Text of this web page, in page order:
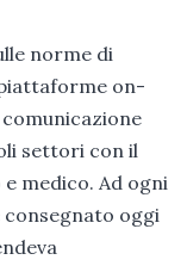
norme di
on-
settori con il
medico. Ad ogni
oggi